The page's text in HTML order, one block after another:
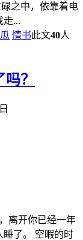
之中，依靠着电
走...
情书此文40人
？
日
离开你已经一年
睡了。 空暇的时